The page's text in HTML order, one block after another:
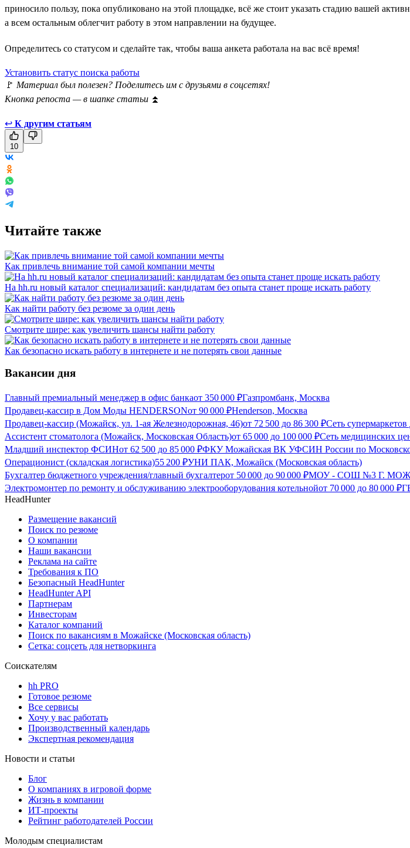
приносило пользу, пока опубликовано на этой площадке, всё же стоит указать стадию вашей
а всем остальным облегчит работу в этом направлении на будущее.
Определитесь со статусом и сделайте так, чтобы ваша анкета работала на вас всё время!
Установить статус поиска работы
🚩 Материал был полезен? Поделитесь им с друзьями в соцсетях!
Кнопка репоста — в шапке статьи ⏫
↩ К другим статьям
10
Читайте также
Как привлечь внимание той самой компании мечты
На hh.ru новый каталог специализаций: кандидатам без опыта станет проще искать работу
Как найти работу без резюме за один день
Смотрите шире: как увеличить шансы найти работу
Как безопасно искать работу в интернете и не потерять свои данные
Вакансии дня
Главный премиальный менеджер в офис банкаот 350 000 ₽Газпромбанк, Москва
Продавец-кассир в Дом Моды HENDERSONот 90 000 ₽Henderson, Москва
Продавец-кассир (Можайск, ул. 1-ая Железнодорожная, 46)от 72 500 до 86 300 ₽Сеть
Ассистент стоматолога (Можайск, Московская Область)от 65 000 до 100 000 ₽Сеть медицинских
Младший инспектор ФСИНот 62 500 до 85 000 ₽ФКУ Можайская ВК УФСИН России по
Операционист (складская логистика)55 200 ₽УНИ ПАК, Можайск (Московская область)
Бухгалтер бюджетного учреждения/главный бухгалтерот 50 000 до 90 000 ₽МОУ - СОШ №3 Г.
Электромонтер по ремонту и обслуживанию электрооборудования котельнойот 70 000 до 80 000 ₽
HeadHunter
Размещение вакансий
Поиск по резюме
О компании
Наши вакансии
Реклама на сайте
Требования к ПО
Безопасный HeadHunter
HeadHunter API
Партнерам
Инвесторам
Каталог компаний
Поиск по вакансиям в Можайске (Московская область)
Сетка: соцсеть для нетворкинга
Соискателям
hh PRO
Готовое резюме
Все сервисы
Хочу у вас работать
Производственный календарь
Экспертная рекомендация
Новости и статьи
Блог
О компаниях в игровой форме
Жизнь в компании
ИТ-проекты
Рейтинг работодателей России
Молодым специалистам